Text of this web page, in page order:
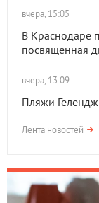
вчера, 15:05
В Краснодаре
посвященная
вчера, 13:09
Пляжи
Лента новостей